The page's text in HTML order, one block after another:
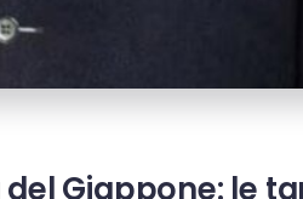
Giappone: le